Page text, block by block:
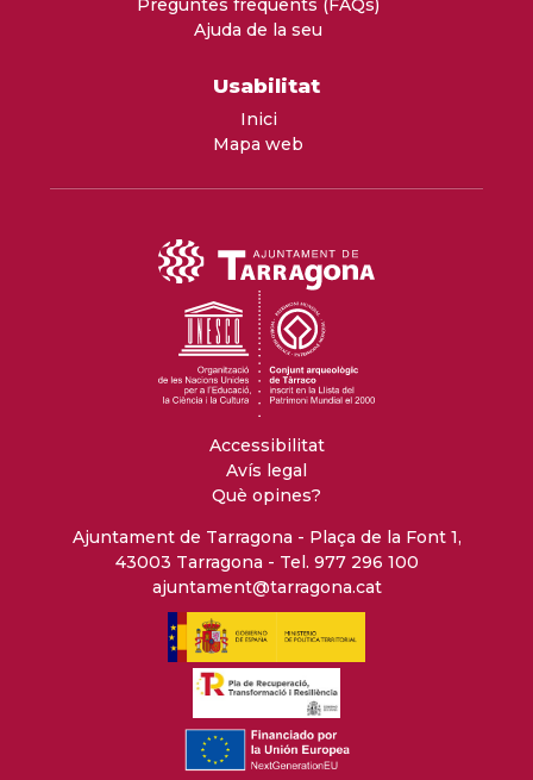
Preguntes freqüents (FAQs)
Ajuda de la seu
Usabilitat
Inici
Mapa web
Accessibilitat
Avís legal
Què opines?
Ajuntament de Tarragona - Plaça de la Font 1,
43003 Tarragona - Tel. 977 296 100
ajuntament@tarragona.cat